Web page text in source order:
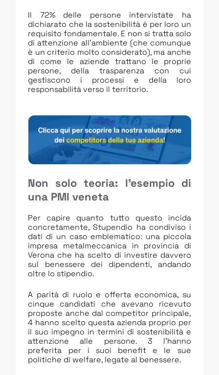
Il 72% delle persone intervistate ha
dichiarato che la sostenibilità è per loro un
requisito fondamentale. E non si tratta solo
di attenzione all’ambiente (che comunque
è un criterio molto considerato), ma anche
di come le aziende trattano le proprie
persone, della trasparenza con cui
gestiscono i processi e della loro
responsabilità verso il territorio.
Non solo teoria: l’esempio di
una PMI veneta
Per capire quanto tutto questo incida
concretamente, Stupendio ha condiviso i
dati di un caso emblematico: una piccola
impresa metalmeccanica in provincia di
Verona che ha scelto di investire davvero
sul benessere dei dipendenti, andando
oltre lo stipendio.
A parità di ruolo e offerta economica, su
cinque candidati che avevano ricevuto
proposte anche dal competitor principale,
4 hanno scelto questa azienda proprio per
il suo impegno in termini di sostenibilità e
attenzione alle persone. 3 l’hanno
preferita per i suoi benefit e le sue
politiche di welfare, legate al benessere.